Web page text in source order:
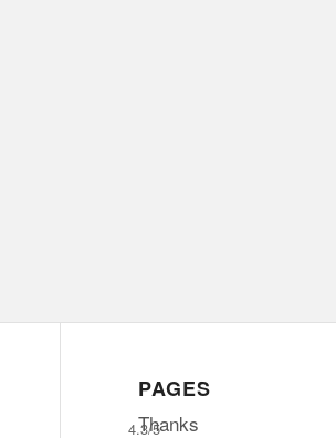
4.3/5
PAGES
Thanks